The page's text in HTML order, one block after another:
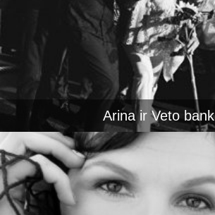
Arina ir Veto bank